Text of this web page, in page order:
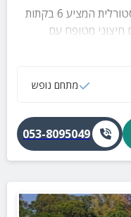
מתחם מושקע לזוגות באווירה פסטורלית המציע 6 בקתות
חיצוני מטופח עם
נעימות.
מתחם נופש
053-8095049